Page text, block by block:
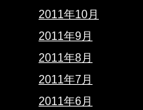
2011年10月
2011年9月
2011年8月
2011年7月
2011年6月